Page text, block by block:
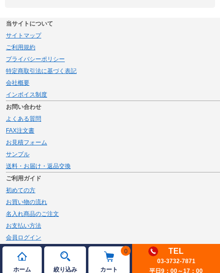
ホーム 絞り込み
0
カート
TEL
03-3732-7871
平日9：00～17：00
当サイトについて
サイトマップ
ご利用規約
プライバシーポリシー
特定商取引法に基づく表記
会社概要
インボイス制度
お問い合わせ
よくある質問
FAX注文書
お見積フォーム
サンプル
送料・お届け・返品交換
ご利用ガイド
初めての方
お買い物の流れ
名入れ商品のご注文
お支払い方法
会員ログイン
メルマガ登録
新規会員登録